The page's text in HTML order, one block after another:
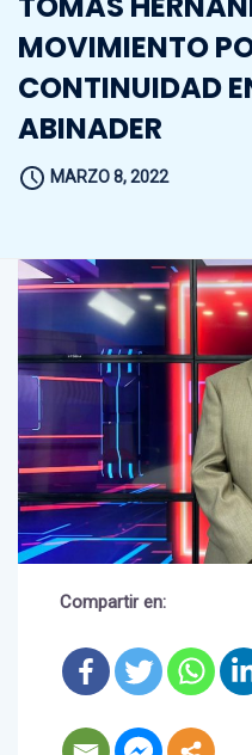
MOVIMIENTO
CONTINUIDAD
ABINADER